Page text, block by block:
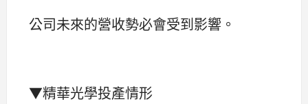
公司未來的營收勢必會受到影響。
▼精華光學投產情形